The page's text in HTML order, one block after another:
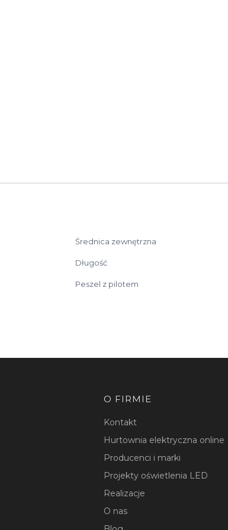
Średnica zewnętrzna
Długość
Peszel z pilotem
O FIRMIE
Kontakt
Hurtownia elektryczna online
Producenci i marki
Projekty oświetlenia LED
Realizacje
O nas